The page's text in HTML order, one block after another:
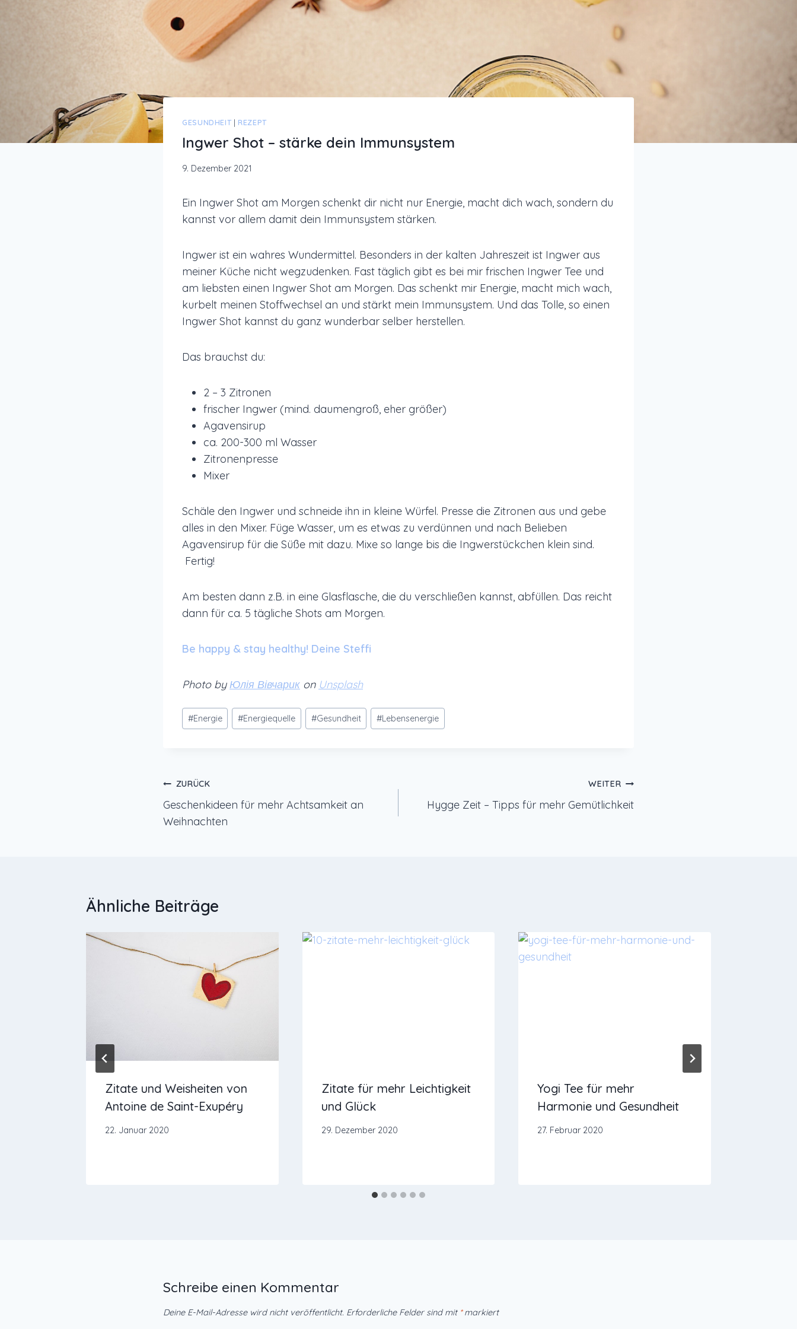
GESUNDHEIT| REZEPT
Ingwer Shot – stärke dein Immunsystem
9. Dezember 2021
Ein Ingwer Shot am Morgen schenkt dir nicht nur Energie, macht dich wach, sondern du
kannst vor allem damit dein Immunsystem stärken.
Ingwer ist ein wahres Wundermittel. Besonders in der kalten Jahreszeit ist Ingwer aus
meiner Küche nicht wegzudenken. Fast täglich gibt es bei mir frischen Ingwer Tee und
am liebsten einen Ingwer Shot am Morgen. Das schenkt mir Energie, macht mich wach,
kurbelt meinen Stoffwechsel an und stärkt mein Immunsystem. Und das Tolle, so einen
Ingwer Shot kannst du ganz wunderbar selber herstellen.
Das brauchst du:
2 – 3 Zitronen
frischer Ingwer (mind. daumengroß, eher größer)
Agavensirup
ca. 200-300 ml Wasser
Zitronenpresse
Mixer
Schäle den Ingwer und schneide ihn in kleine Würfel. Presse die Zitronen aus und gebe
alles in den Mixer. Füge Wasser, um es etwas zu verdünnen und nach Belieben
Agavensirup für die Süße mit dazu. Mixe so lange bis die Ingwerstückchen klein sind.
Fertig!
Am besten dann z.B. in eine Glasflasche, die du verschließen kannst, abfüllen. Das reicht
dann für ca. 5 tägliche Shots am Morgen.
Be happy & stay healthy! Deine Steffi
Photo byЮлія Вівчарик on Unsplash
Schlagworte:
#Energie #Energiequelle #Gesundheit #Lebensenergie
Beitragsnavigation
ZURÜCK
Geschenkideen für mehr Achtsamkeit an
Weihnachten
WEITER
Hygge Zeit – Tipps für mehr Gemütlichkeit
Ähnliche Beiträge
Zitate und Weisheiten von
Antoine de Saint-Exupéry
22. Januar 2020
Zitate für mehr Leichtigkeit
und Glück
29. Dezember 2020
Yogi Tee für mehr
Harmonie und Gesundheit
27. Februar 2020
Schreibe einen Kommentar
Deine E-Mail-Adresse wird nicht veröffentlicht. Erforderliche Felder sind mit *markiert